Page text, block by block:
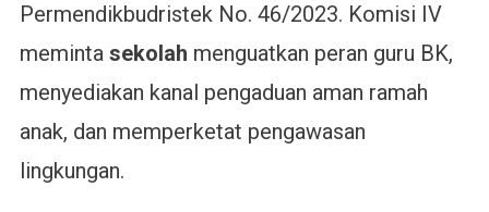
Permendikbudristek No. 46/2023. Komisi IV
meminta sekolah menguatkan peran guru BK,
menyediakan kanal pengaduan aman ramah
anak, dan memperketat pengawasan
lingkungan.